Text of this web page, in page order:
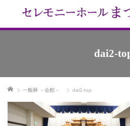
dai2-
ホーム 一般葬 －会館－ dai2-top